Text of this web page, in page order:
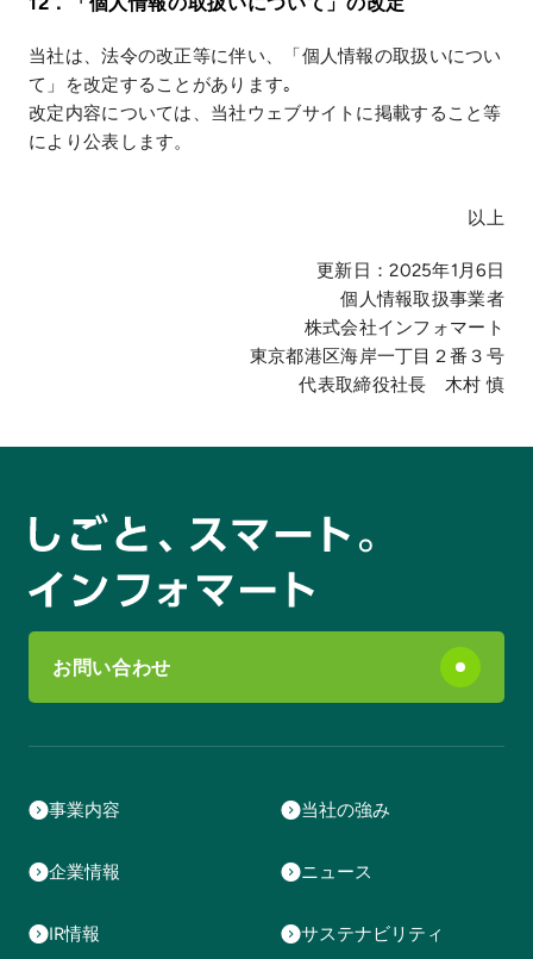
当社は、法令の改正等に伴い、「個人情報の取扱いについ
て」を改定することがあります｡
改定内容については、当社ウェブサイトに掲載すること等
により公表します。
以上
更新日：2025年1月6日
個人情報取扱事業者
株式会社インフォマート
東京都港区海岸一丁目２番３号
代表取締役社長 木村 慎
お問い合わせ
事業内容 当社の強み
企業情報 ニュース
IR情報 サステナビリティ